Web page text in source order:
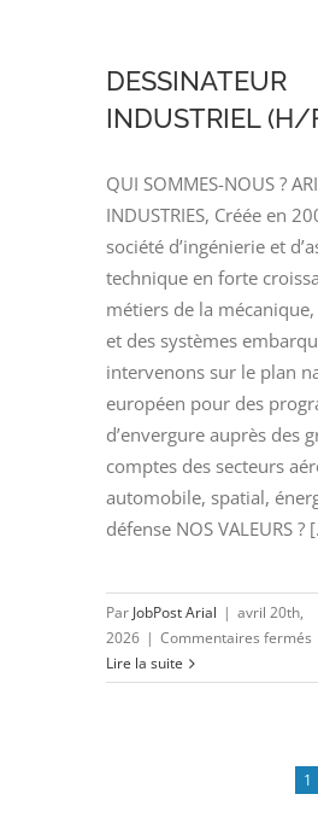
DESSINATEUR
INDUSTRIEL (H/
QUI SOMMES-NOUS ?
INDUSTRIES, Créée en
société d’ingénierie et
technique en forte
métiers de la mécanique,
et des systèmes
intervenons sur le plan
européen pour des
d’envergure auprès des
comptes des secteurs
automobile, spatial,
défense NOS VALEURS ?
Par JobPost Arial | avril 20th,
2026 | Commentaires fermés
Lire la suite
1